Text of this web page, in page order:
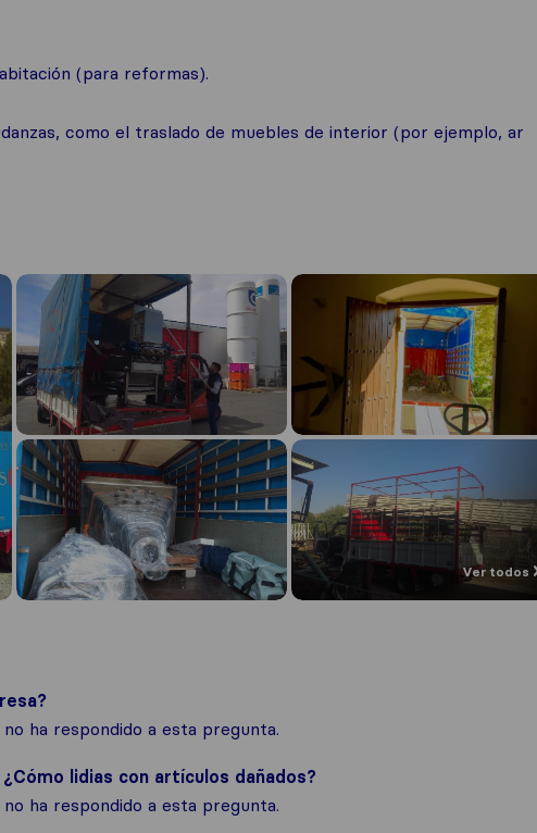
(para reformas).
como el traslado de muebles de interior (por ejemplo, ar
Ver todos
ha respondido a esta pregunta.
lidias con artículos dañados?
ha respondido a esta pregunta.